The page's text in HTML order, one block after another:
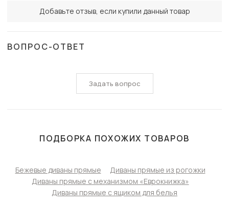
Добавьте отзыв, если купили данный товар
ВОПРОС-ОТВЕТ
Задать вопрос
ПОДБОРКА ПОХОЖИХ ТОВАРОВ
Бежевые диваны прямые
Диваны прямые из рогожки
Диваны прямые с механизмом «Еврокнижка»
Диваны прямые с ящиком для белья